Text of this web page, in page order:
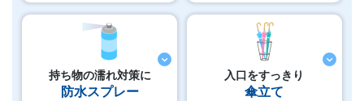
持ち物の濡れ対策に
防水スプレー
入口をすっきり
傘立て